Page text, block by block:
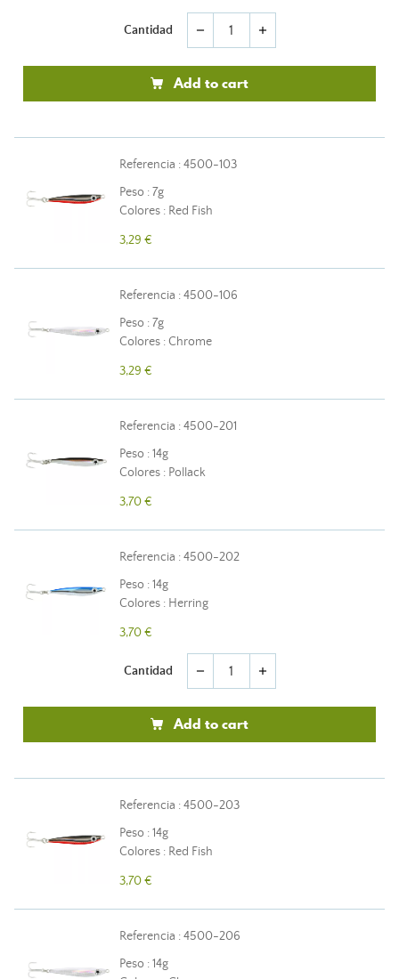
Cantidad remove add
Add to cart
Referencia : 4500-103
Peso : 7g
Colores : Red Fish
3,29 €
Referencia : 4500-106
Peso : 7g
Colores : Chrome
3,29 €
Referencia : 4500-201
Peso : 14g
Colores : Pollack
3,70 €
Referencia : 4500-202
Peso : 14g
Colores : Herring
3,70 €
Cantidad remove add
Add to cart
Referencia : 4500-203
Peso : 14g
Colores : Red Fish
3,70 €
Referencia : 4500-206
Peso : 14g